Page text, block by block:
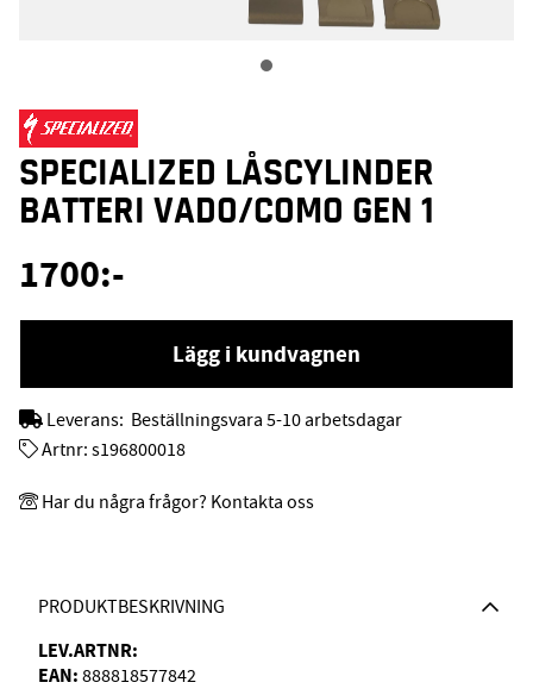
PRODUKTBESKRIVNING
LEV.ARTNR:
EAN: 888818577842
SPECIALIZED LÅSCYLINDER
BATTERI VADO/COMO GEN 1
1700:-
Lägg i kundvagnen
Leverans: Beställningsvara 5-10 arbetsdagar
Artnr: s196800018
Har du några frågor? Kontakta oss